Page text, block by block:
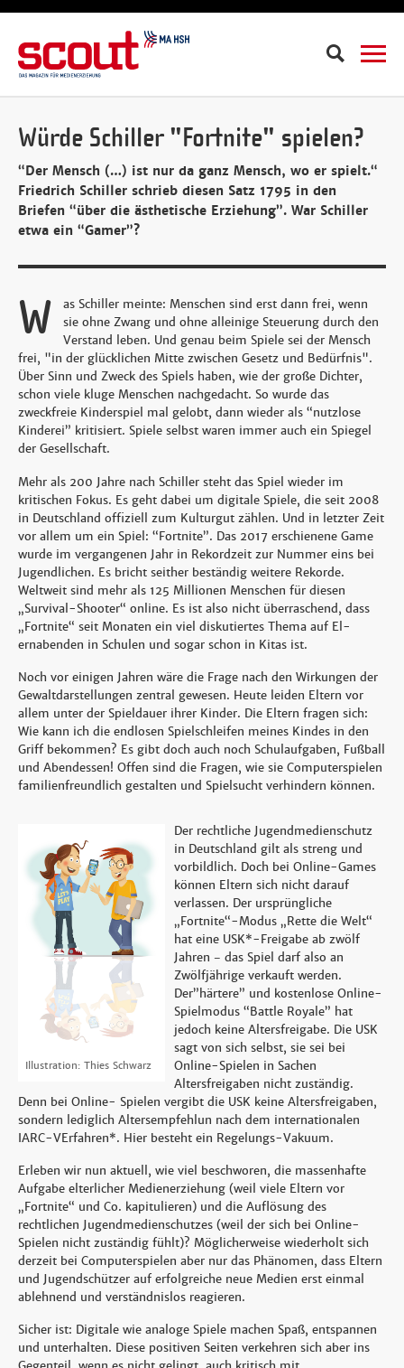
Suche
Würde Schiller "Fortnite" spielen?
“Der Mensch (…) ist nur da ganz Mensch, wo er spielt.“
Friedrich Schiller schrieb diesen Satz 1795 in den
Briefen “über die ästhetische Erziehung”. War Schiller
etwa ein “Gamer”?
W
as Schiller meinte: Menschen sind erst dann frei, wenn
sie ohne Zwang und ohne alleinige Steuerung durch den
Verstand leben. Und genau beim Spiele sei der Mensch
frei, "in der glücklichen Mitte zwischen Gesetz und Bedürfnis".
Über Sinn und Zweck des Spiels haben, wie der große Dichter,
schon viele kluge Menschen nachgedacht. So wurde das
zweckfreie Kinderspiel mal gelobt, dann wieder als “nutzlose
Kinderei” kritisiert. Spiele selbst waren immer auch ein Spiegel
der Gesellschaft.
Mehr als 200 Jahre nach Schiller steht das Spiel wieder im
kritischen Fokus. Es geht dabei um digitale Spiele, die seit 2008
in Deutschland offiziell zum Kulturgut zählen. Und in letzter Zeit
vor allem um ein Spiel: “Fortnite”. Das 2017 erschienene Game
wurde im vergangenen Jahr in Rekordzeit zur Nummer eins bei
Jugendlichen. Es bricht seither beständig weitere Rekorde.
Weltweit sind mehr als 125 Millionen Menschen für diesen
„Survival-Shooter“ online. Es ist also nicht überraschend, dass
„Fortnite“ seit Monaten ein viel diskutiertes Thema auf El-
ernabenden in Schulen und sogar schon in Kitas ist.
Noch vor einigen Jahren wäre die Frage nach den Wirkungen der
Gewaltdarstellungen zentral gewesen. Heute leiden Eltern vor
allem unter der Spieldauer ihrer Kinder. Die Eltern fragen sich:
Wie kann ich die endlosen Spielschleifen meines Kindes in den
Griff bekommen? Es gibt doch auch noch Schulaufgaben, Fußball
und Abendessen! Offen sind die Fragen, wie sie Computerspielen
familienfreundlich gestalten und Spielsucht verhindern können.
Illustration: Thies Schwarz
Der rechtliche Jugendmedienschutz
in Deutschland gilt als streng und
vorbildlich. Doch bei Online-Games
können Eltern sich nicht darauf
verlassen. Der ursprüngliche
„Fortnite“-Modus „Rette die Welt“
hat eine USK*-Freigabe ab zwölf
Jahren − das Spiel darf also an
Zwölfjährige verkauft werden.
Der”härtere” und kostenlose Online-
Spielmodus “Battle Royale” hat
jedoch keine Altersfreigabe. Die USK
sagt von sich selbst, sie sei bei
Online-Spielen in Sachen
Altersfreigaben nicht zuständig.
Denn bei Online- Spielen vergibt die USK keine Altersfreigaben,
sondern lediglich Altersempfehlun nach dem internationalen
IARC-VErfahren*. Hier besteht ein Regelungs-Vakuum.
Erleben wir nun aktuell, wie viel beschworen, die massenhafte
Aufgabe elterlicher Medienerziehung (weil viele Eltern vor
„Fortnite“ und Co. kapitulieren) und die Auflösung des
rechtlichen Jugendmedienschutzes (weil der sich bei Online-
Spielen nicht zuständig fühlt)? Möglicherweise wiederholt sich
derzeit bei Computerspielen aber nur das Phänomen, dass Eltern
und Jugendschützer auf erfolgreiche neue Medien erst einmal
ablehnend und verständnislos reagieren.
Sicher ist: Digitale wie analoge Spiele machen Spaß, entspannen
und unterhalten. Diese positiven Seiten verkehren sich aber ins